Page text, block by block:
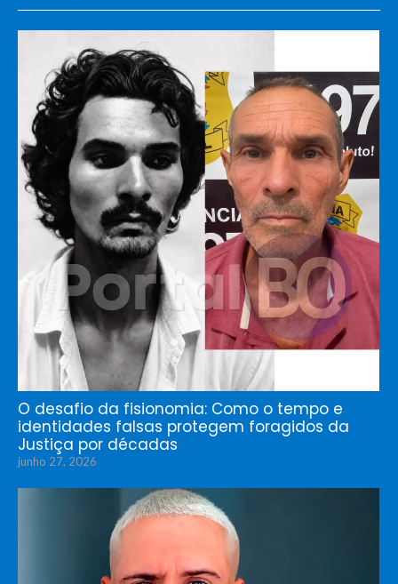
O desafio da fisionomia: Como o tempo e
identidades falsas protegem foragidos da
Justiça por décadas
junho 27, 2026